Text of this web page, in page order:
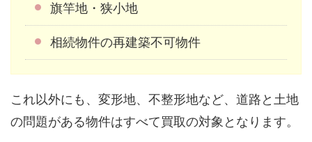
旗竿地・狭小地
相続物件の再建築不可物件
これ以外にも、変形地、不整形地など、道路と土地
の問題がある物件はすべて買取の対象となります。